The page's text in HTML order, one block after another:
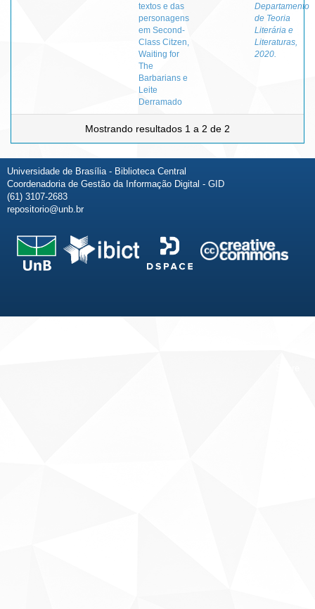
textos e das
personagens
em Second-
Class Citzen,
Waiting for
The
Barbarians e
Leite
Derramado
Departamento
de Teoria
Literária e
Literaturas,
2020.
Mostrando resultados 1 a 2 de 2
Universidade de Brasília - Biblioteca Central
Coordenadoria de Gestão da Informação Digital - GID
(61) 3107-2683
repositorio@unb.br